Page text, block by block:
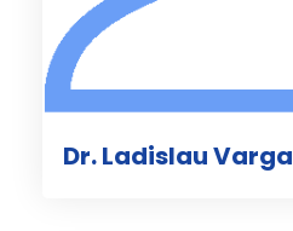
Dr. Ladislau Varga